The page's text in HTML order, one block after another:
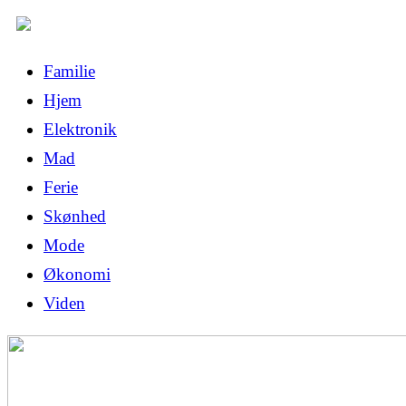
Familie
Hjem
Elektronik
Mad
Ferie
Skønhed
Mode
Økonomi
Viden